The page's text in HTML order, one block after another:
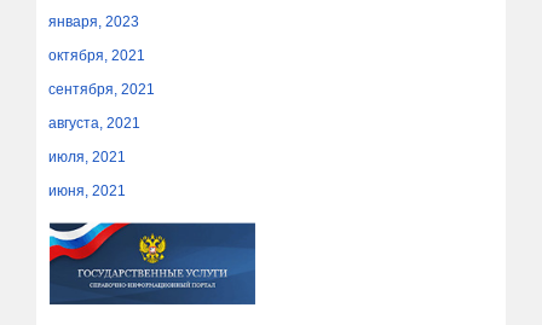
января, 2023
октября, 2021
сентября, 2021
августа, 2021
июля, 2021
июня, 2021